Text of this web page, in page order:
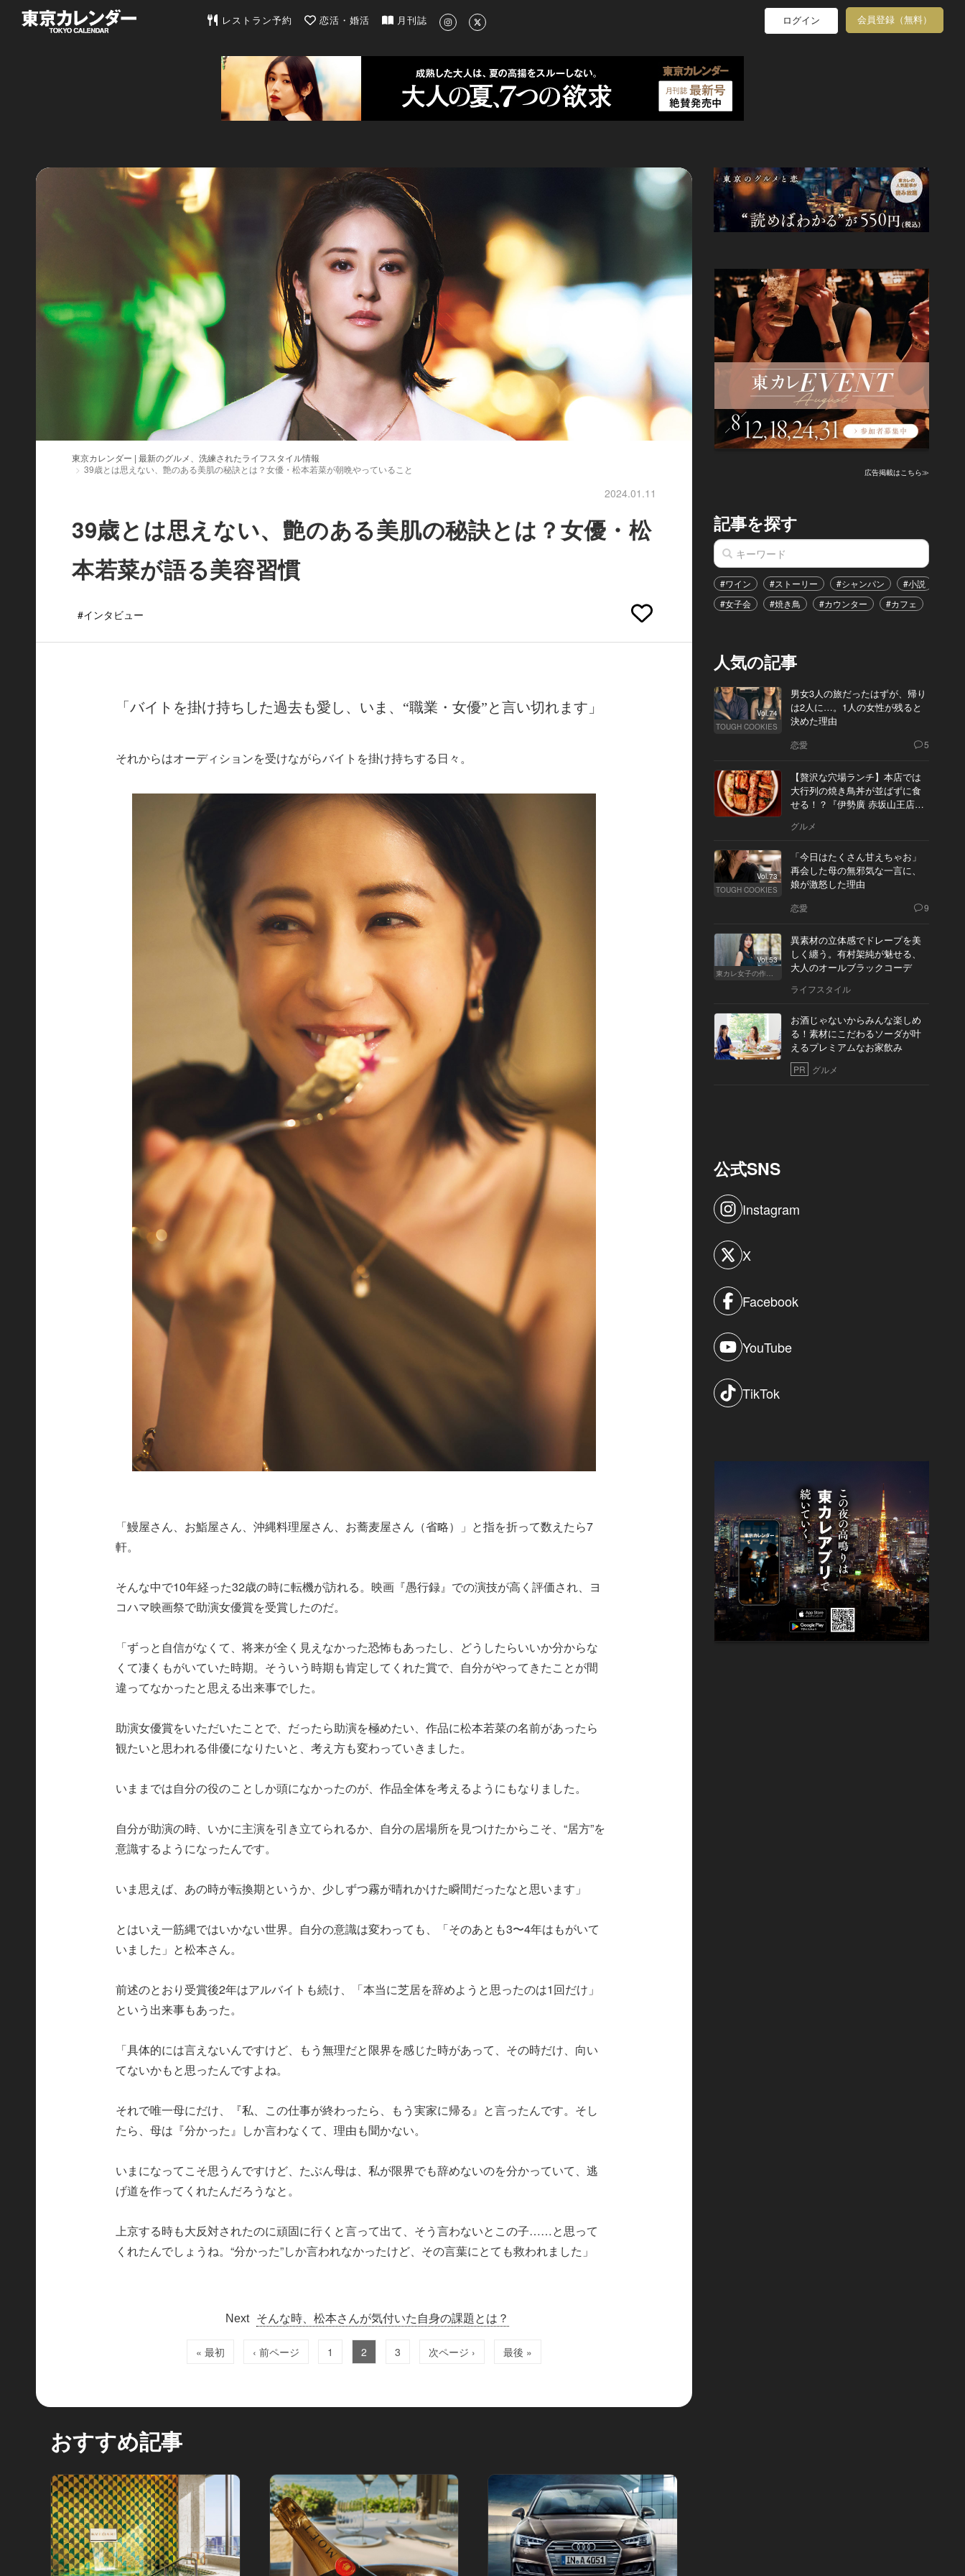
東京カレンダー | 最新のグルメ、洗練されたライフスタイル情報
レストラン予約 恋活・婚活 月刊誌 ログイン 会員登録（無料）
東京カレンダー | 最新のグルメ、洗練されたライフスタイル情報
39歳とは思えない、艶のある美肌の秘訣とは？女優・松本若菜が朝晩やっていること
2024.01.11
39歳とは思えない、艶のある美肌の秘訣とは？女優・松
本若菜が語る美容習慣
#インタビュー
「バイトを掛け持ちした過去も愛し、いま、“職業・女優”と言い切れます」
それからはオーディションを受けながらバイトを掛け持ちする日々。
「鰻屋さん、お鮨屋さん、沖縄料理屋さん、お蕎麦屋さん（省略）」と指を折って数えたら7
軒。
そんな中で10年経った32歳の時に転機が訪れる。映画『愚行録』での演技が高く評価され、ヨ
コハマ映画祭で助演女優賞を受賞したのだ。
「ずっと自信がなくて、将来が全く見えなかった恐怖もあったし、どうしたらいいか分からな
くて凄くもがいていた時期。そういう時期も肯定してくれた賞で、自分がやってきたことが間
違ってなかったと思える出来事でした。
助演女優賞をいただいたことで、だったら助演を極めたい、作品に松本若菜の名前があったら
観たいと思われる俳優になりたいと、考え方も変わっていきました。
いままでは自分の役のことしか頭になかったのが、作品全体を考えるようにもなりました。
自分が助演の時、いかに主演を引き立てられるか、自分の居場所を見つけたからこそ、“居方”を
意識するようになったんです。
いま思えば、あの時が転換期というか、少しずつ霧が晴れかけた瞬間だったなと思います」
とはいえ一筋縄ではいかない世界。自分の意識は変わっても、「そのあとも3〜4年はもがいて
いました」と松本さん。
前述のとおり受賞後2年はアルバイトも続け、「本当に芝居を辞めようと思ったのは1回だけ」
という出来事もあった。
「具体的には言えないんですけど、もう無理だと限界を感じた時があって、その時だけ、向い
てないかもと思ったんですよね。
それで唯一母にだけ、『私、この仕事が終わったら、もう実家に帰る』と言ったんです。そし
たら、母は『分かった』しか言わなくて、理由も聞かない。
いまになってこそ思うんですけど、たぶん母は、私が限界でも辞めないのを分かっていて、逃
げ道を作ってくれたんだろうなと。
上京する時も大反対されたのに頑固に行くと言って出て、そう言わないとこの子……と思って
くれたんでしょうね。“分かった”しか言われなかったけど、その言葉にとても救われました」
そんな時、松本さんが気付いた自身の課題とは？
« 最初 ‹ 前ページ 1 2 3 次ページ › 最後 »
おすすめ記事
広告掲載はこちら≫
記事を探す
#ワイン #ストーリー #シャンパン #小説
#女子会
#焼き鳥 #カウンター #カフェ
人気の記事
Vol.74
TOUGH COOKIES
男女3人の旅だったはずが、帰り
は2人に…。1人の女性が残ると
決めた理由
恋愛 5
【贅沢な穴場ランチ】本店では
大行列の焼き鳥丼が並ばずに食
せる！？『伊勢廣 赤坂山王店』
グルメ
Vol.73
TOUGH COOKIES
「今日はたくさん甘えちゃお」
再会した母の無邪気な一言に、
娘が激怒した理由
恋愛 9
Vol.53
東カレ女子の作り方
異素材の立体感でドレープを美
しく纏う。有村架純が魅せる、
大人のオールブラックコーデ
ライフスタイル
お酒じゃないからみんな楽しめ
る！素材にこだわるソーダが叶
えるプレミアムなお家飲み
PR グルメ
公式SNS
Instagram
X
Facebook
YouTube
TikTok